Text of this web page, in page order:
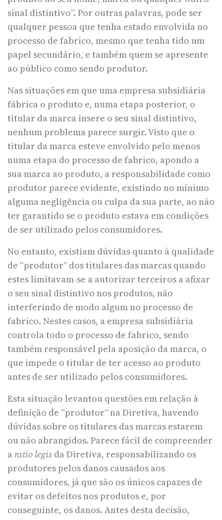
sinal distintivo”. Por outras palavras, pode ser
qualquer pessoa que tenha estado envolvida no
processo de fabrico, mesmo que tenha tido um
papel secundário, e também quem se apresente
ao público como sendo produtor.
Nas situações em que uma empresa subsidiária
fábrica o produto e, numa etapa posterior, o
titular da marca insere o seu sinal distintivo,
nenhum problema parece surgir. Visto que o
titular da marca esteve envolvido pelo menos
numa etapa do processo de fabrico, apondo a
sua marca ao produto, a responsabilidade como
produtor parece evidente, existindo no mínimo
alguma negligência ou culpa da sua parte, ao não
ter garantido se o produto estava em condições
de ser utilizado pelos consumidores.
No entanto, existiam dúvidas quanto à qualidade
de “produtor” dos titulares das marcas quando
estes limitavam-se a autorizar terceiros a afixar
o seu sinal distintivo nos produtos, não
interferindo de modo algum no processo de
fabrico. Nestes casos, a empresa subsidiária
controla todo o processo de fabrico, sendo
também responsável pela aposição da marca, o
que impede o titular de ter acesso ao produto
antes de ser utilizado pelos consumidores.
Esta situação levantou questões em relação à
definição de “produtor” na Diretiva, havendo
dúvidas sobre os titulares das marcas estarem
ou não abrangidos. Parece fácil de compreender
a ratio legis da Diretiva, responsabilizando os
produtores pelos danos causados aos
consumidores, já que são os únicos capazes de
evitar os defeitos nos produtos e, por
conseguinte, os danos. Antes desta decisão,